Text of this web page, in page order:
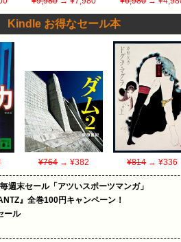
Kindle お得なセール本
¥764→ ¥382 ¥814→ ¥336
週末セール「アツいスポーツマンガ」
』全巻100円キャンペーン！
ール